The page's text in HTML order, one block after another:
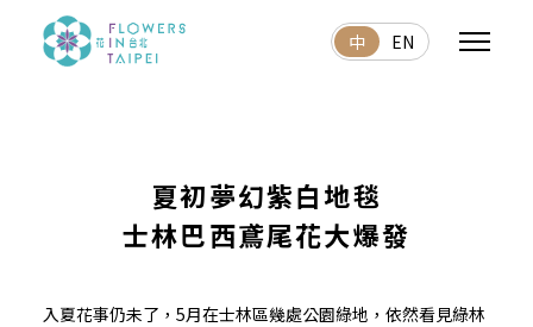
中 EN
夏初夢幻紫白地毯
士林巴西鳶尾花大爆發
入夏花事仍未了，5月在士林區幾處公園綠地，依然看見綠林